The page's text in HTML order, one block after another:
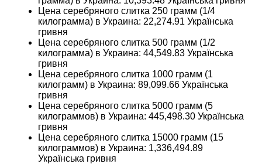
Цена серебряного слитка 250 грамм (1/4
килограмма) в Украина: 22,274.91 Українська
гривня
Цена серебряного слитка 500 грамм (1/2
килограмма) в Украина: 44,549.83 Українська
гривня
Цена серебряного слитка 1000 грамм (1
килограмм) в Украина: 89,099.66 Українська
гривня
Цена серебряного слитка 5000 грамм (5
килограммов) в Украина: 445,498.30 Українська
гривня
Цена серебряного слитка 15000 грамм (15
килограммов) в Украина: 1,336,494.89
Українська гривня